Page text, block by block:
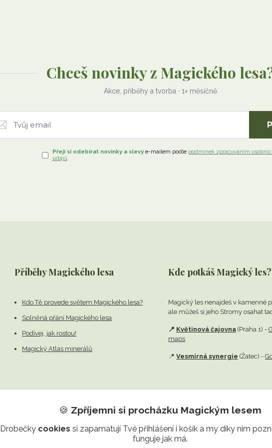
Chceš novinky z Magického
Akce, příběhy a tvorba · 1× měsíčně
Přeji si odebírat novinky a slevy e-mailem podle podmínek zpracováním
údajů
Příběhy Magického lesa
Kdo Tě provede světem Magického lesa?
Splněná přání Magického lesa
Podívej, jak rostou!
Magický Atlas minerálů
Kde potkáš Magický les?
Magický les nenajdeš v kamenné
ale můžeš si jeho Stromy osahat
📍 Květinová čajovna (Praha 1) -
maps
📍 Vesmírná synergie (Žatec) -
🍪 Zpříjemni si procházku Magickým lesem
Drobečky cookies si zapamatují Tvé přihlášení i košík a my díky nim
funguje jak má.